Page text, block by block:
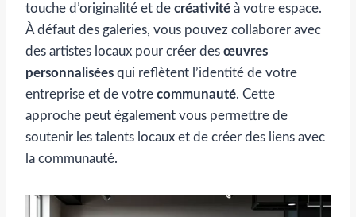
touche d’originalité et de créativité à votre espace.
À défaut des galeries, vous pouvez collaborer avec
des artistes locaux pour créer des œuvres
personnalisées qui reflètent l’identité de votre
entreprise et de votre communauté. Cette
approche peut également vous permettre de
soutenir les talents locaux et de créer des liens avec
la communauté.